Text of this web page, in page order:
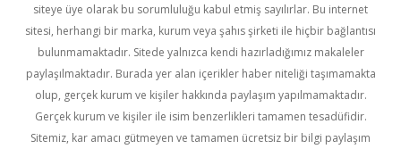
siteye üye olarak bu sorumluluğu kabul etmiş sayılırlar. Bu internet
sitesi, herhangi bir marka, kurum veya şahıs şirketi ile hiçbir bağlantısı
bulunmamaktadır. Sitede yalnızca kendi hazırladığımız makaleler
paylaşılmaktadır. Burada yer alan içerikler haber niteliği taşımamakta
olup, gerçek kurum ve kişiler hakkında paylaşım yapılmamaktadır.
Gerçek kurum ve kişiler ile isim benzerlikleri tamamen tesadüfidir.
Sitemiz, kar amacı gütmeyen ve tamamen ücretsiz bir bilgi paylaşım